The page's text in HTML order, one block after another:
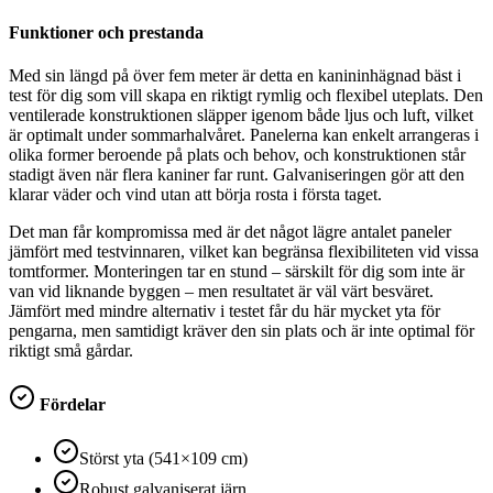
Funktioner och prestanda
Med sin längd på över fem meter är detta en kanininhägnad bäst i
test för dig som vill skapa en riktigt rymlig och flexibel uteplats. Den
ventilerade konstruktionen släpper igenom både ljus och luft, vilket
är optimalt under sommarhalvåret. Panelerna kan enkelt arrangeras i
olika former beroende på plats och behov, och konstruktionen står
stadigt även när flera kaniner far runt. Galvaniseringen gör att den
klarar väder och vind utan att börja rosta i första taget.
Det man får kompromissa med är det något lägre antalet paneler
jämfört med testvinnaren, vilket kan begränsa flexibiliteten vid vissa
tomtformer. Monteringen tar en stund – särskilt för dig som inte är
van vid liknande byggen – men resultatet är väl värt besväret.
Jämfört med mindre alternativ i testet får du här mycket yta för
pengarna, men samtidigt kräver den sin plats och är inte optimal för
riktigt små gårdar.
Fördelar
Störst yta (541×109 cm)